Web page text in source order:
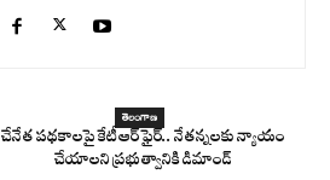
తెలంగాణ
చేనేత పథకాలపై కేటీఆర్ ఫైర్.. నేతన్నలకు న్యాయం
చేయాలని ప్రభుత్వానికి డిమాండ్